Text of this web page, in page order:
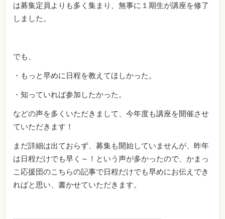
は募集定員よりも多く集まり、無事に１期生が講座を修了
しました。
でも、
・もっと早めに日程を教えてほしかった。
・知っていれば参加したかった。
などの声を多くいただきまして、今年度も講座を開催させ
ていただきます！
まだ詳細は出ておらず、募集も開始していませんが、昨年
は日程だけでも早く～！という声が多かったので、かまっ
こ応援団のこちらの記事で日程だけでも早めにお伝えでき
ればと思い、書かせていただきます。